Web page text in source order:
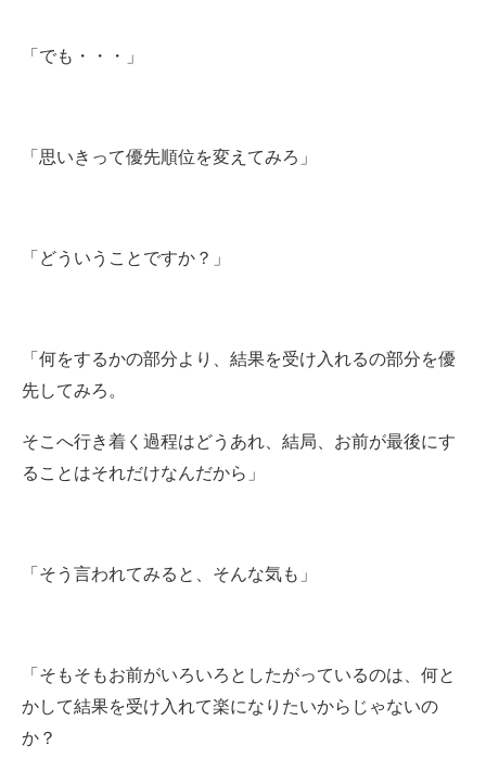
「でも・・・」
「思いきって優先順位を変えてみろ」
「どういうことですか？」
「何をするかの部分より、結果を受け入れるの部分を優
先してみろ。
そこへ行き着く過程はどうあれ、結局、お前が最後にす
ることはそれだけなんだから」
「そう言われてみると、そんな気も」
「そもそもお前がいろいろとしたがっているのは、何と
かして結果を受け入れて楽になりたいからじゃないの
か？